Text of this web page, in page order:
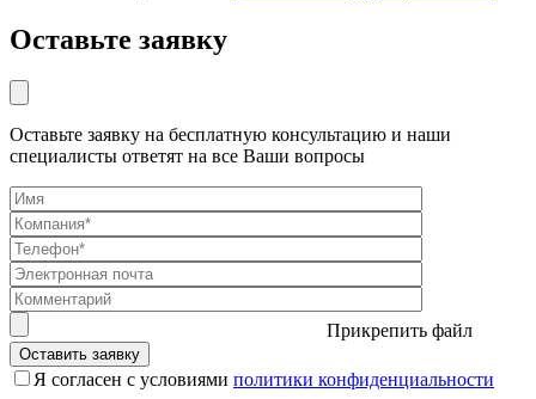
Оставьте заявку
Оставьте заявку на бесплатную консультацию и наши
специалисты ответят на все Ваши вопросы
Прикрепить файл
Я согласен с условиями политики конфиденциальности